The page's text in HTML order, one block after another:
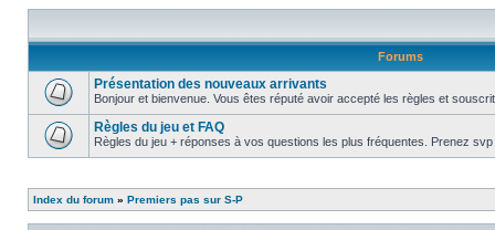
Forums
Présentation des nouveaux arrivants
Bonjour et bienvenue. Vous êtes réputé avoir accepté les règles et
Règles du jeu et FAQ
Règles du jeu + réponses à vos questions les plus fréquentes. Prenez
Index du forum » Premiers pas sur S-P